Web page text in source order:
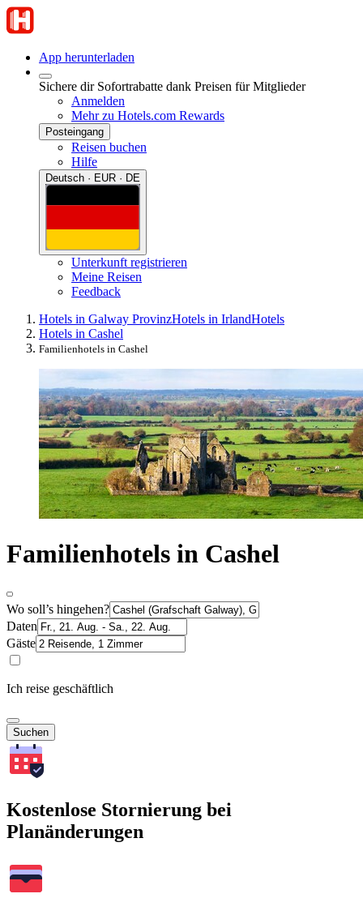
App herunterladen
Sichere dir Sofortrabatte dank Preisen für Mitglieder
Anmelden
Mehr zu Hotels.com Rewards
Posteingang
Reisen buchen
Hilfe
Deutsch · EUR · DE
Unterkunft registrieren
Meine Reisen
Feedback
Hotels in Galway ProvinzHotels in IrlandHotels
Hotels in Cashel
Familienhotels in Cashel
Familienhotels in Cashel
Wo soll’s hingehen?
Daten
Gäste
Ich reise geschäftlich
Suchen
Kostenlose Stornierung bei
Planänderungen